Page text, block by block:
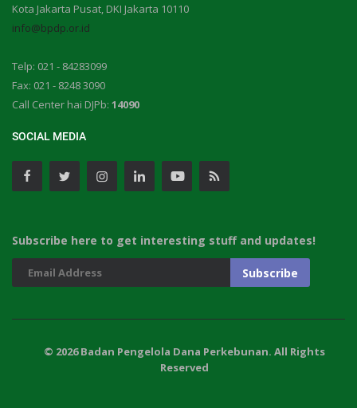
Kota Jakarta Pusat, DKI Jakarta 10110
info@bpdp.or.id
Telp: 021 - 84283099
Fax: 021 - 8248 3090
Call Center hai DJPb: 14090
SOCIAL MEDIA
Subscribe here to get interesting stuff and updates!
© 2026 Badan Pengelola Dana Perkebunan. All Rights
Reserved